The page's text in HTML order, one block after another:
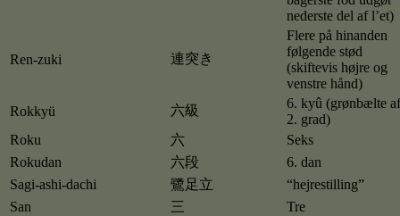
nederste del af l’et)
Ren-zuki 連突き
Flere på hinanden
følgende stød
(skiftevis højre og
venstre hånd)
Rokkyü
六級
6. kyû (grønbælte af
2. grad)
Roku
六
Seks
Rokudan
六段
6. dan
Sagi-ashi-dachi
鷺足立
“hejrestilling”
San
三
Tre